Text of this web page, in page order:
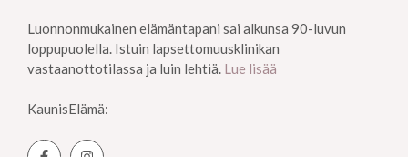
Luonnonmukainen elämäntapani sai alkunsa 90-luvun
loppupuolella. Istuin lapsettomuusklinikan
vastaanottotilassa ja luin lehtiä. Lue lisää
KaunisElämä: